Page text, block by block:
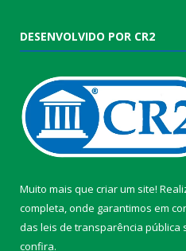
DESENVOLVIDO POR CR2
Muito mais que criar um site!
completa, onde garantimos em
das leis de transparência pública
confira.